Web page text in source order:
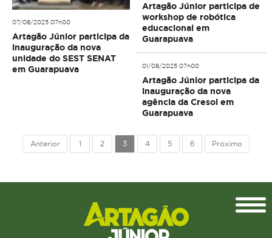
07/08/2025 07h00
Artagão Júnior participa da
inauguração da nova
unidade do SEST SENAT
em Guarapuava
Artagão Júnior participa de
workshop de robótica
educacional em
Guarapuava
01/08/2025 07h00
Artagão Júnior participa da
inauguração da nova
agência da Cresol em
Guarapuava
Anterior 1 2 3 4 5 6 Próximo